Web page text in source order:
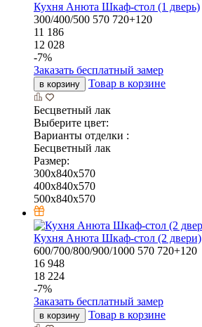
Кухня Анюта Шкаф-стол (1 дверь)
300/400/500 570 720+120
11 186
12 028
-7%
Заказать бесплатный замер
в корзину Товар в корзине
Бесцветный лак
Выберите цвет:
Варианты отделки :
Бесцветный лак
Размер:
300x840x570
400x840x570
500x840x570
Кухня Анюта Шкаф-стол (2 двери)
600/700/800/900/1000 570 720+120
16 948
18 224
-7%
Заказать бесплатный замер
в корзину Товар в корзине